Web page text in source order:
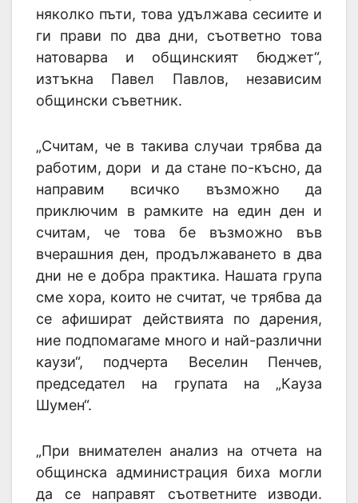
няколко пъти, това удължава сесиите и
ги прави по два дни, съответно това
натоварва и общинският бюджет“,
изтъкна Павел Павлов, независим
общински съветник.
„Считам, че в такива случаи трябва да
работим, дори и да стане по-късно, да
направим всичко възможно да
приключим в рамките на един ден и
считам, че това бе възможно във
вчерашния ден, продължаването в два
дни не е добра практика. Нашата група
сме хора, които не считат, че трябва да
се афишират действията по дарения,
ние подпомагаме много и най-различни
каузи“, подчерта Веселин Пенчев,
председател на групата на „Кауза
Шумен“.
„При внимателен анализ на отчета на
общинска администрация биха могли
да се направят съответните изводи.